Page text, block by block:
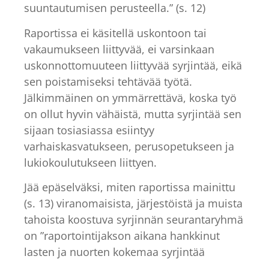
suuntautumisen perusteella.” (s. 12)
Raportissa ei käsitellä uskontoon tai
vakaumukseen liittyvää, ei varsinkaan
uskonnottomuuteen liittyvää syrjintää, eikä
sen poistamiseksi tehtävää työtä.
Jälkimmäinen on ymmärrettävä, koska työ
on ollut hyvin vähäistä, mutta syrjintää sen
sijaan tosiasiassa esiintyy
varhaiskasvatukseen, perusopetukseen ja
lukiokoulutukseen liittyen.
Jää epäselväksi, miten raportissa mainittu
(s. 13) viranomaisista, järjestöistä ja muista
tahoista koostuva syrjinnän seurantaryhmä
on ”raportointijakson aikana hankkinut
lasten ja nuorten kokemaa syrjintää